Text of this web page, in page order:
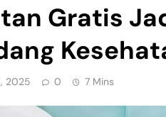
Gratis
2025 0 7 Mins